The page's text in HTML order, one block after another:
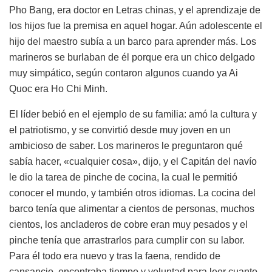
Pho Bang, era doctor en Letras chinas, y el aprendizaje de
los hijos fue la premisa en aquel hogar. Aún adolescente el
hijo del maestro subía a un barco para aprender más. Los
marineros se burlaban de él porque era un chico delgado
muy simpático, según contaron algunos cuando ya Ai
Quoc era Ho Chi Minh.
El líder bebió en el ejemplo de su familia: amó la cultura y
el patriotismo, y se convirtió desde muy joven en un
ambicioso de saber. Los marineros le preguntaron qué
sabía hacer, «cualquier cosa», dijo, y el Capitán del navío
le dio la tarea de pinche de cocina, la cual le permitió
conocer el mundo, y también otros idiomas. La cocina del
barco tenía que alimentar a cientos de personas, muchos
cientos, los ancladeros de cobre eran muy pesados y el
pinche tenía que arrastrarlos para cumplir con su labor.
Para él todo era nuevo y tras la faena, rendido de